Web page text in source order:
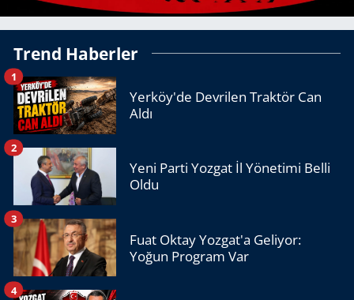
Trend Haberler
Yerköy'de Devrilen Traktör Can
Aldı
1
Yeni Parti Yozgat İl Yönetimi Belli
Oldu
2
Fuat Oktay Yozgat'a Geliyor:
Yoğun Program Var
3
4